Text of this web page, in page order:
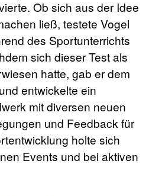
Ob sich aus der Idee
ließ, testete Vogel
des Sportunterrichts
sich dieser Test als
hatte, gab er dem
entwickelte ein
mit diversen neuen
und Feedback für
holte sich
Events und bei aktiven